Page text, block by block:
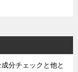
分チェックと他と